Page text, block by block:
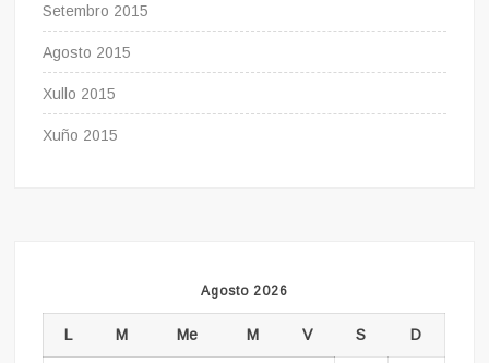
Setembro 2015
Agosto 2015
Xullo 2015
Xuño 2015
Agosto 2026
L M Me M V S D